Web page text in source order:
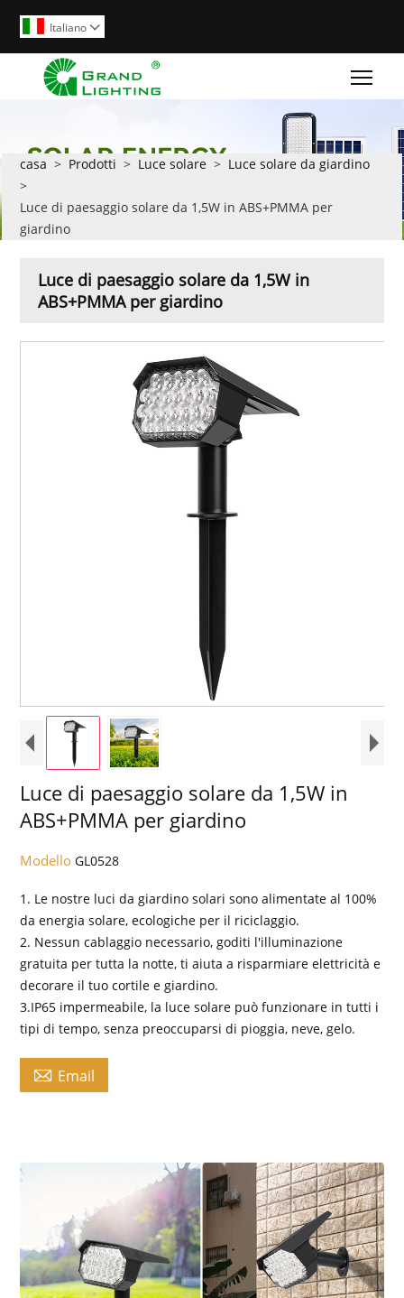
Italiano 
casa > Prodotti > Luce solare > Luce solare da giardino
>
Luce di paesaggio solare da 1,5W in ABS+PMMA per
giardino
Luce di paesaggio solare da 1,5W in
ABS+PMMA per giardino
Luce di paesaggio solare da 1,5W in
ABS+PMMA per giardino
ModelloGL0528
1. Le nostre luci da giardino solari sono alimentate al 100%
da energia solare, ecologiche per il riciclaggio.
2. Nessun cablaggio necessario, goditi l'illuminazione
gratuita per tutta la notte, ti aiuta a risparmiare elettricità e
decorare il tuo cortile e giardino.
3.IP65 impermeabile, la luce solare può funzionare in tutti i
tipi di tempo, senza preoccuparsi di pioggia, neve, gelo.
 Email